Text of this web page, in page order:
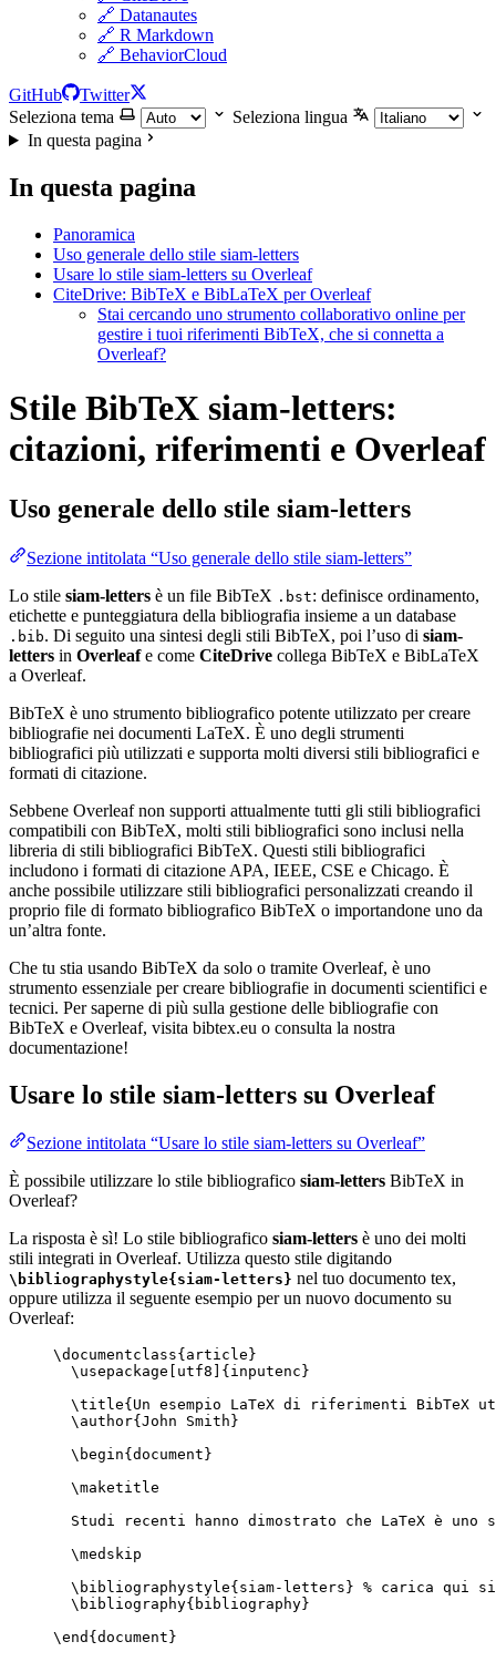
🔗 Datanautes
🔗 R Markdown
🔗 BehaviorCloud
GitHub
Twitter
Seleziona tema
Seleziona lingua
In questa pagina
In questa pagina
Panoramica
Uso generale dello stile siam-letters
Usare lo stile siam-letters su Overleaf
CiteDrive: BibTeX e BibLaTeX per Overleaf
Stai cercando uno strumento collaborativo online per
gestire i tuoi riferimenti BibTeX, che si connetta a
Overleaf?
Stile BibTeX siam-letters:
citazioni, riferimenti e Overleaf
Uso generale dello stile siam-letters
Sezione intitolata “Uso generale dello stile siam-letters”
Lo stile siam-letters è un file BibTeX .bst: definisce ordinamento,
etichette e punteggiatura della bibliografia insieme a un database
.bib. Di seguito una sintesi degli stili BibTeX, poi l’uso di siam-
letters in Overleafe come CiteDrive collega BibTeX e BibLaTeX
a Overleaf.
BibTeX è uno strumento bibliografico potente utilizzato per creare
bibliografie nei documenti LaTeX. È uno degli strumenti
bibliografici più utilizzati e supporta molti diversi stili bibliografici e
formati di citazione.
Sebbene Overleaf non supporti attualmente tutti gli stili bibliografici
compatibili con BibTeX, molti stili bibliografici sono inclusi nella
libreria di stili bibliografici BibTeX. Questi stili bibliografici
includono i formati di citazione APA, IEEE, CSE e Chicago. È
anche possibile utilizzare stili bibliografici personalizzati creando il
proprio file di formato bibliografico BibTeX o importandone uno da
un’altra fonte.
Che tu stia usando BibTeX da solo o tramite Overleaf, è uno
strumento essenziale per creare bibliografie in documenti scientifici e
tecnici. Per saperne di più sulla gestione delle bibliografie con
BibTeX e Overleaf, visita bibtex.eu o consulta la nostra
documentazione!
Usare lo stile siam-letters su Overleaf
Sezione intitolata “Usare lo stile siam-letters su Overleaf”
È possibile utilizzare lo stile bibliografico siam-letters BibTeX in
Overleaf?
La risposta è sì! Lo stile bibliografico siam-letters è uno dei molti
stili integrati in Overleaf. Utilizza questo stile digitando
\bibliographystyle{siam-letters} nel tuo documento tex,
oppure utilizza il seguente esempio per un nuovo documento su
Overleaf:
\documentclass{ article }
\usepackage
utf8 ]{ inputenc }
\title{Un esempio LaTeX di riferimenti
\author{John Smith}
\begin{ document }
\maketitle
Studi recenti hanno dimostrato che LaTeX è
\medskip
\bibliographystyle{siam-letters} % carica qui
\bibliography{bibliography}
\end { document }